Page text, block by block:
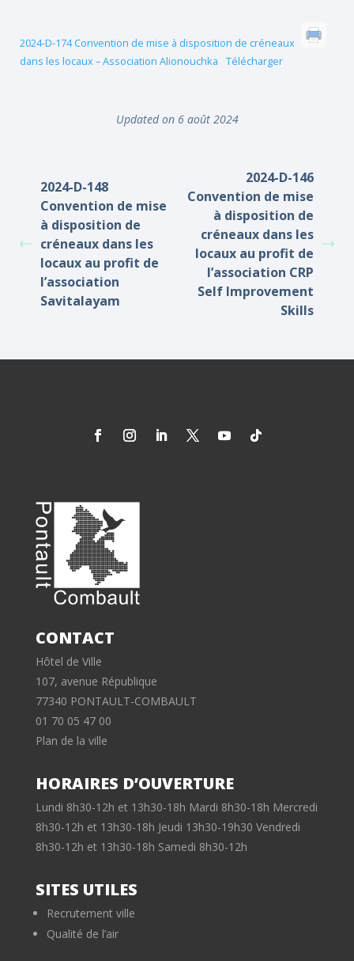
2024-D-174 Convention de mise à disposition de créneaux
dans les locaux – Association Alionouchka
Télécharger
Updated on 6 août 2024
2024-D-148
Convention de mise
à disposition de
créneaux dans les
locaux au profit de
l’association
Savitalayam
2024-D-146
Convention de mise
à disposition de
créneaux dans les
locaux au profit de
l’association CRP
Self Improvement
Skills
CONTACT
Hôtel de Ville
107, avenue République
77340 PONTAULT-COMBAULT
01 70 05 47 00
Plan de la ville
HORAIRES D’OUVERTURE
Lundi 8h30-12h et 13h30-18h Mardi 8h30-18h Mercredi
8h30-12h et 13h30-18h Jeudi 13h30-19h30 Vendredi
8h30-12h et 13h30-18h Samedi 8h30-12h
SITES UTILES
Recrutement ville
Qualité de l’air